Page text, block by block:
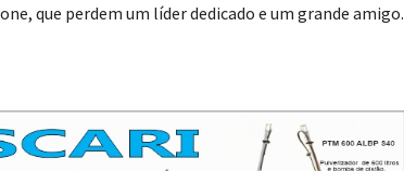
que perdem um líder dedicado e um grande amigo.